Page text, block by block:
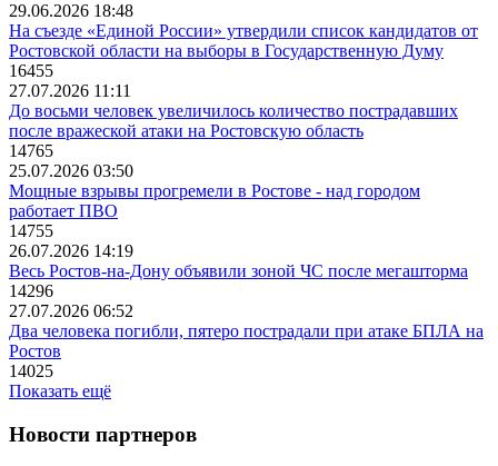
29.06.2026 18:48
На съезде «Единой России» утвердили список кандидатов от
Ростовской области на выборы в Государственную Думу
16455
27.07.2026 11:11
До восьми человек увеличилось количество пострадавших
после вражеской атаки на Ростовскую область
14765
25.07.2026 03:50
Мощные взрывы прогремели в Ростове - над городом
работает ПВО
14755
26.07.2026 14:19
Весь Ростов-на-Дону объявили зоной ЧС после мегашторма
14296
27.07.2026 06:52
Два человека погибли, пятеро пострадали при атаке БПЛА на
Ростов
14025
Показать ещё
Новости партнеров